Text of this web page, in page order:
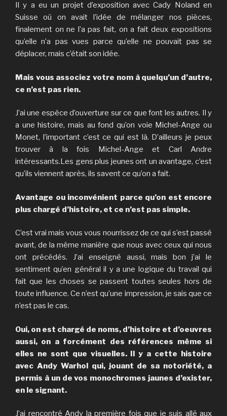
Il y a eu un projet d’exposition avec Cady Noland en
Suisse où on avait l’idée de mélanger nos pièces,
finalement on ne l’a pas fait, on a fait deux expositions
qu’elle n’a pas vues parce qu’elle ne pouvait pas se
déplacer, mais c’était son idée.
Mais vous associez votre nom à quelqu’un d’autre,
ce n’est pas rien.
J’ai une espèce d’ouverture sur ce que font les autres. Il y
a une histoire, mais au fond qu’on voie Michel-Ange ou
Monet, l’important c’est ce qui est là. D’ailleurs je peux
trouver à la fois Michel-Ange et Carl Andre
intéressants.Les gens plus jeunes ont un avantage, c’est
qu’ils viennent après, ils savent ce qu’on a fait.
Avantage ou inconvénient parce qu’on est encore
plus chargé d’histoire, et ce n’est pas simple.
C’est vrai mais vous vous nourrissez de ce qui s’est passé
avant, de la même manière que nous avec ceux qui nous
ont précédés. J’ai enseigné aussi, mais bon j’ai le
sentiment qu’en général il y a une logique du travail qui
fait que les choses se passent toutes seules hors de
toute influence. Ce n’est qu’une impression, je sais que ce
n’est pas le cas.
Oui, on est chargé de noms, d’histoire et d’oeuvres
aussi, on a forcément des références même si
elles ne sont que visuelles. Il y a cette histoire
avec Andy Warhol qui, jouant de sa notoriété, a
permis à un de vos monochromes jaunes d’exister,
en le signant.
J’ai rencontré Andy la première fois que je suis allé aux